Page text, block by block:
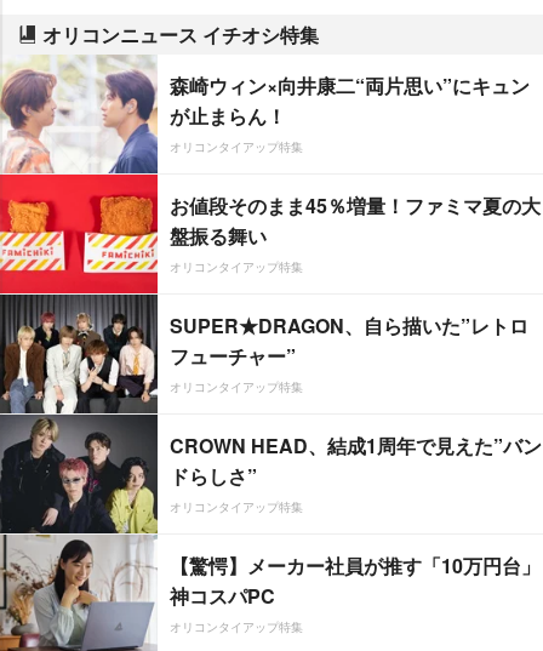
オリコンニュース イチオシ特集
森崎ウィン×向井康二“両片思い”にキュン
が止まらん！
オリコンタイアップ特集
お値段そのまま45％増量！ファミマ夏の大
盤振る舞い
オリコンタイアップ特集
SUPER★DRAGON、自ら描いた”レトロ
フューチャー”
オリコンタイアップ特集
CROWN HEAD、結成1周年で見えた”バン
ドらしさ”
オリコンタイアップ特集
【驚愕】メーカー社員が推す「10万円台」
神コスパPC
オリコンタイアップ特集